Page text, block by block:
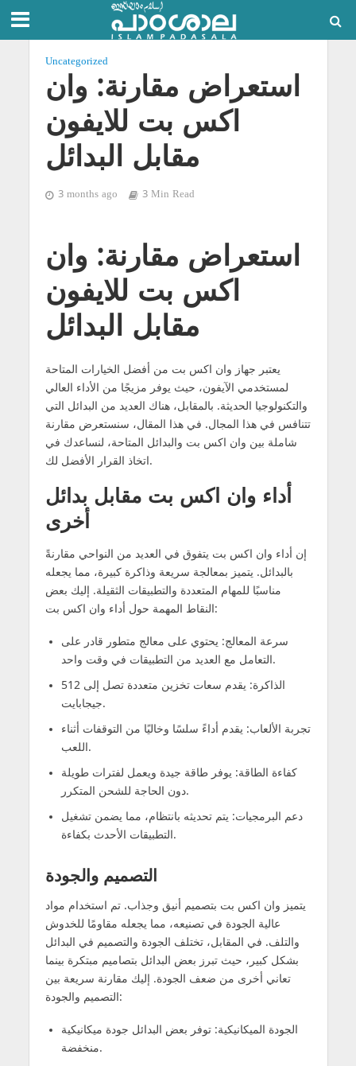
Uncategorized
استعراض مقارنة: وان
اكس بت للايفون
مقابل البدائل
3 months ago 3 Min Read
استعراض مقارنة: وان
اكس بت للايفون
مقابل البدائل
يعتبر جهاز وان اكس بت من أفضل الخيارات المتاحة
لمستخدمي الآيفون، حيث يوفر مزيجًا من الأداء العالي
والتكنولوجيا الحديثة. بالمقابل، هناك العديد من البدائل التي
تتنافس في هذا المجال. في هذا المقال، سنستعرض مقارنة
شاملة بين وان اكس بت والبدائل المتاحة، لنساعدك في
اتخاذ القرار الأفضل لك.
أداء وان اكس بت مقابل بدائل
أخرى
إن أداء وان اكس بت يتفوق في العديد من النواحي مقارنةً
بالبدائل. يتميز بمعالجة سريعة وذاكرة كبيرة، مما يجعله
مناسبًا للمهام المتعددة والتطبيقات الثقيلة. إليك بعض
النقاط المهمة حول أداء وان اكس بت:
سرعة المعالج: يحتوي على معالج متطور قادر على
التعامل مع العديد من التطبيقات في وقت واحد.
الذاكرة: يقدم سعات تخزين متعددة تصل إلى 512
جيجابايت.
تجربة الألعاب: يقدم أداءً سلسًا وخاليًا من التوقفات أثناء
اللعب.
كفاءة الطاقة: يوفر طاقة جيدة ويعمل لفترات طويلة
دون الحاجة للشحن المتكرر.
دعم البرمجيات: يتم تحديثه بانتظام، مما يضمن تشغيل
التطبيقات الأحدث بكفاءة.
التصميم والجودة
يتميز وان اكس بت بتصميم أنيق وجذاب. تم استخدام مواد
عالية الجودة في تصنيعه، مما يجعله مقاومًا للخدوش
والتلف. في المقابل، تختلف الجودة والتصميم في البدائل
بشكل كبير، حيث تبرز بعض البدائل بتصاميم مبتكرة بينما
تعاني أخرى من ضعف الجودة. إليك مقارنة سريعة بين
التصميم والجودة:
الجودة الميكانيكية: توفر بعض البدائل جودة ميكانيكية
منخفضة.